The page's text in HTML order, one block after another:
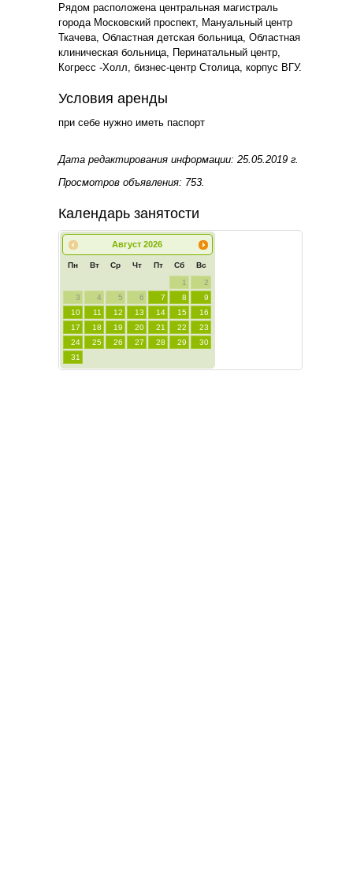
Рядом расположена центральная магистраль
города Московский проспект, Мануальный центр
Ткачева, Областная детская больница, Областная
клиническая больница, Перинатальный центр,
Когресс -Холл, бизнес-центр Столица, корпус ВГУ.
Условия аренды
при себе нужно иметь паспорт
Дата редактирования информации: 25.05.2019 г.
Просмотров объявления: 753.
Календарь занятости
Август 2026
Пн Вт Ср Чт Пт Сб Вс
1
2
3
4 5 6 7 8
9
10
11 12 13 14 15
16
17
18 19 20 21 22
23
24
25 26 27 28 29
30
31